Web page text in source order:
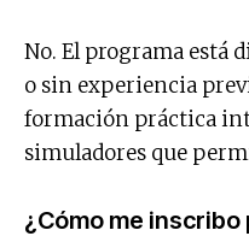
No. El programa está
o sin experiencia
formación práctica
simuladores que
¿Cómo me